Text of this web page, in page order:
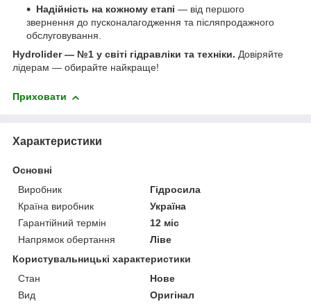
Надійність на кожному етапі — від першого
звернення до пусконалагодження та післяпродажного
обслуговування.
Hydrolider — №1 у світі гідравліки та техніки. Довіряйте
лідерам — обирайте найкраще!
Приховати
Характеристики
Основні
Виробник
Гідросила
Країна виробник
Україна
Гарантійний термін
12 міс
Напрямок обертання
Ліве
Користувальницькі характеристики
Стан
Нове
Вид
Оригінал